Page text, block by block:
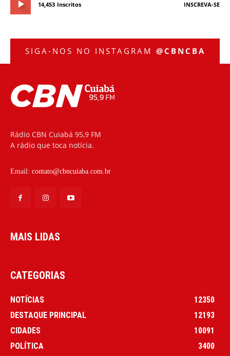
14,453 Inscritos INSCREVA-SE
SIGA-NOS NO INSTAGRAM @CBNCBA
Rádio CBN Cuiabá 95,9 FM
A rádio que toca notícia.
Email: contato@cbncuiaba.com.br
MAIS LIDAS
CATEGORIAS
NOTÍCIAS
12350
DESTAQUE PRINCIPAL
12193
CIDADES
10091
POLÍTICA
3400